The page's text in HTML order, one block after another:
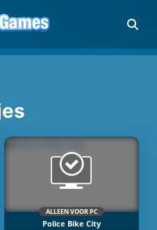
ALLEEN VOOR PC
Police Bike City